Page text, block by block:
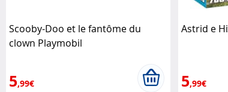
Scooby-Doo et le fantôme du
clown Playmobil
5,99€
Astrid e
5,99€